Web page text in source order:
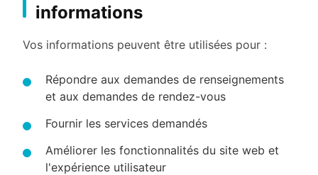
informations
Vos informations peuvent être utilisées pour :
Répondre aux demandes de renseignements
et aux demandes de rendez-vous
Fournir les services demandés
Améliorer les fonctionnalités du site web et
l'expérience utilisateur